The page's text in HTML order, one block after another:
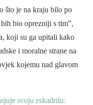
što je na kraju bilo po
bio oprezniji s tim”,
koji su ga upitali kako
i moralne strane na
kojemu nad glavom
svoju eskadrilu: